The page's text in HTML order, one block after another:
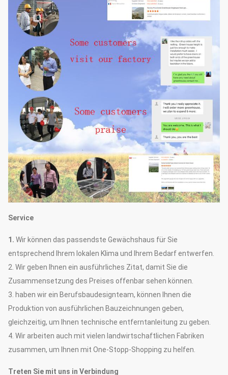
Service
1. Wir können das passendste Gewächshaus für Sie
entsprechend Ihrem lokalen Klima und Ihrem Bedarf entwerfen.
2. Wir geben Ihnen ein ausführliches Zitat, damit Sie die
Zusammensetzung des Preises offenbar sehen können.
3. haben wir ein Berufsbaudesignteam, können Ihnen die
Produktion von ausführlichen Bauzeichnungen geben,
gleichzeitig, um Ihnen technische entferntanleitung zu geben.
4. Wir arbeiten auch mit vielen landwirtschaftlichen Fabriken
zusammen, um Ihnen mit One-Stopp-Shopping zu helfen.
Treten Sie mit uns in Verbindung